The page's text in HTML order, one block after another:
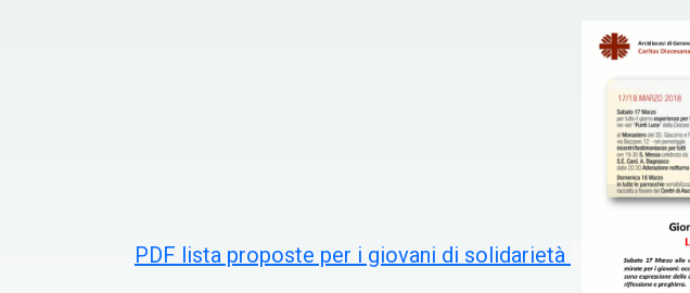
PDF lista proposte per i giovani di solidarietà